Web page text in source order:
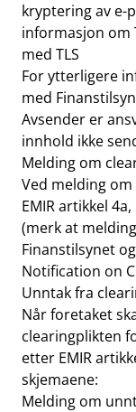
kryptering av e-
informasjon om
med TLS
For ytterligere
med
Avsender er
innhold ikke
Melding om
Ved melding
EMIR artikkel
(merk at
Finanstilsynet og
Notification on
Unntak fra
Når foretaket
clearingplikten
etter EMIR
skjemaene:
Melding om